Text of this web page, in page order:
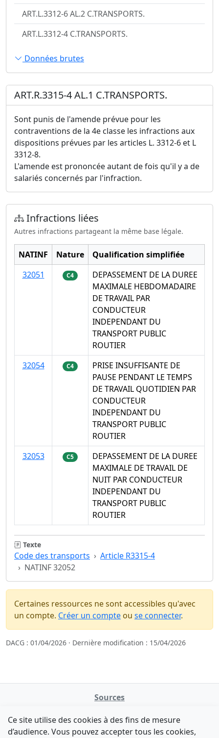
ART.L.3312-6 AL.2 C.TRANSPORTS.
ART.L.3312-4 C.TRANSPORTS.
Données brutes
ART.R.3315-4 AL.1 C.TRANSPORTS.
Sont punis de l'amende prévue pour les
contraventions de la 4e classe les infractions aux
dispositions prévues par les articles L. 3312-6 et L
3312-8.
L'amende est prononcée autant de fois qu'il y a de
salariés concernés par l'infraction.
Infractions liées
Autres infractions partageant la même base légale.
NATINF Nature
Qualification simplifiée
32051
C4
DEPASSEMENT DE LA DUREE
MAXIMALE HEBDOMADAIRE
DE TRAVAIL PAR
CONDUCTEUR
INDEPENDANT DU
TRANSPORT PUBLIC
ROUTIER
32054
C4
PRISE INSUFFISANTE DE
PAUSE PENDANT LE TEMPS
DE TRAVAIL QUOTIDIEN PAR
CONDUCTEUR
INDEPENDANT DU
TRANSPORT PUBLIC
ROUTIER
32053
C5
DEPASSEMENT DE LA DUREE
MAXIMALE DE TRAVAIL DE
NUIT PAR CONDUCTEUR
INDEPENDANT DU
TRANSPORT PUBLIC
ROUTIER
Texte
Code des transports
Article R3315-4
NATINF 32052
Certaines ressources ne sont accessibles qu'avec
un compte. Créer un compte ou se connecter.
DACG : 01/04/2026 · Dernière modification : 15/04/2026
Sources
data.gouv.fr
Legifrance - API
Ce site utilise des cookies à des fins de mesure
d’audience. Vous pouvez accepter tous les cookies,